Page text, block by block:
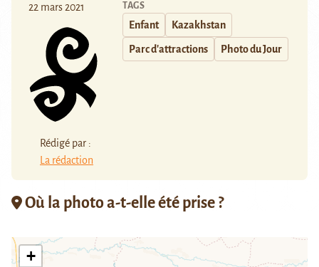
22 mars 2021
Rédigé par :
La rédaction
TAGS
Enfant Kazakhstan
Parc d'attractions Photo du Jour
Où la photo a-t-elle été prise ?
+